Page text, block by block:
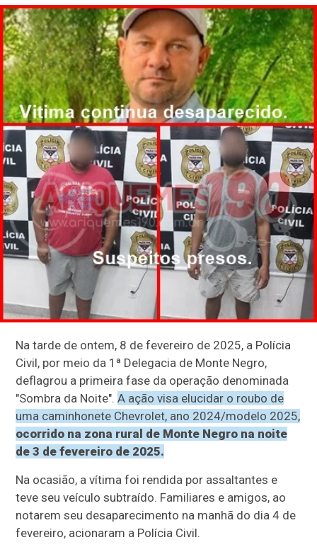
Na tarde de ontem, 8 de fevereiro de 2025, a Polícia
Civil, por meio da 1ª Delegacia de Monte Negro,
deflagrou a primeira fase da operação denominada
"Sombra da Noite".A ação visa elucidar o roubo de
uma caminhonete Chevrolet, ano 2024/modelo 2025,
ocorrido na zona rural de Monte Negro na noite
de 3 de fevereiro de 2025.
Na ocasião, a vítima foi rendida por assaltantes e
teve seu veículo subtraído. Familiares e amigos, ao
notarem seu desaparecimento na manhã do dia 4 de
fevereiro, acionaram a Polícia Civil.